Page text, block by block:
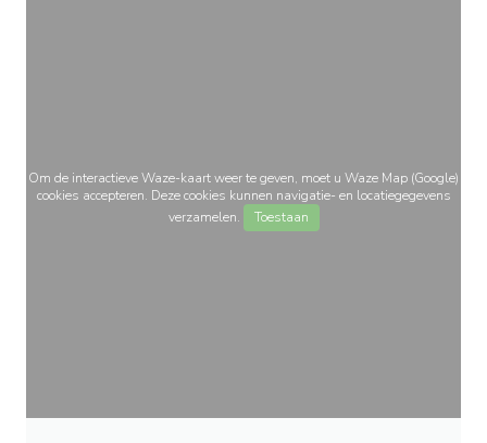
Om de interactieve Waze-kaart weer te geven, moet u Waze Map (Google)
cookies accepteren. Deze cookies kunnen navigatie- en locatiegegevens
verzamelen.
Toestaan